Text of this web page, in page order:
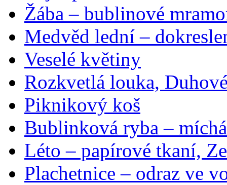
Žába – bublinové
Medvěd lední –
Veselé květiny
Rozkvetlá louka,
Piknikový koš
Bublinková ryba –
Léto – papírové tkaní,
Plachetnice – odraz ve